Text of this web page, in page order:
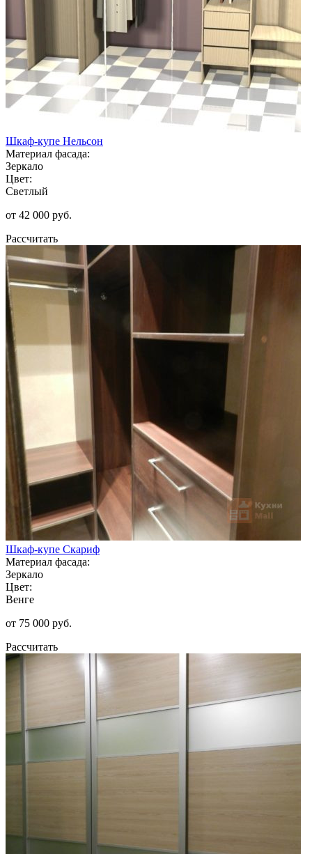
Шкаф-купе Нельсон
Материал фасада:
Зеркало
Цвет:
Светлый
от 42 000 руб.
Рассчитать
Шкаф-купе Скариф
Материал фасада:
Зеркало
Цвет:
Венге
от 75 000 руб.
Рассчитать